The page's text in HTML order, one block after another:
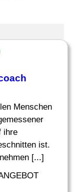
Menschen
ihre
ist.
[...]